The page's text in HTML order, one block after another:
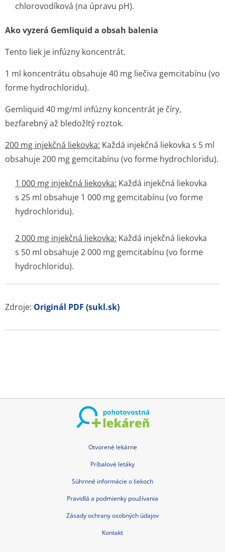
chlorovodíková (na úpravu pH).
Ako vyzerá Gemliquid a obsah balenia
Tento liek je infúzny koncentrát.
1 ml koncentrátu obsahuje 40 mg liečiva gemcitabínu (vo
forme hydrochloridu).
Gemliquid 40 mg/ml infúzny koncentrát je číry,
bezfarebný až bledožltý roztok.
200 mg injekčná liekovka: Každá injekčná liekovka s 5 ml
obsahuje 200 mg gemcitabínu (vo forme hydrochloridu).
1 000 mg injekčná liekovka: Každá injekčná liekovka
s 25 ml obsahuje 1 000 mg gemcitabínu (vo forme
hydrochloridu).
2 000 mg injekčná liekovka: Každá injekčná liekovka
s 50 ml obsahuje 2 000 mg gemcitabínu (vo forme
hydrochloridu).
Zdroje: Originál PDF (sukl.sk)
Otvorené lekárne
Príbalové letáky
Súhrnné informácie o liekoch
Pravidlá a podmienky používania
Zásady ochrany osobných údajov
Kontakt